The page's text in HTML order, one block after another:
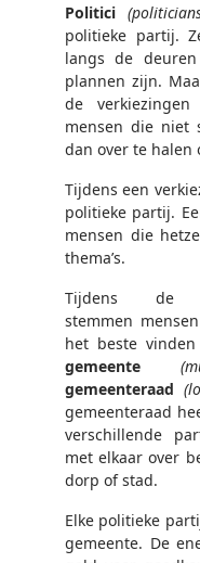
Politici
politieke partij.
langs de
plannen zijn.
de
mensen die niet
dan over te halen
Tijdens een
politieke partij.
mensen die
thema’s.
Tijdens de
stemmen
het beste
gemeente
gemeenteraad
gemeenteraad
verschillende
met elkaar over
dorp of stad.
Elke politieke
gemeente. De